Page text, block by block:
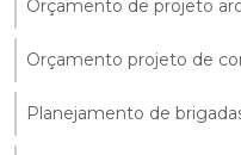
Orçamento de projeto
Orçamento projeto de
Planejamento de